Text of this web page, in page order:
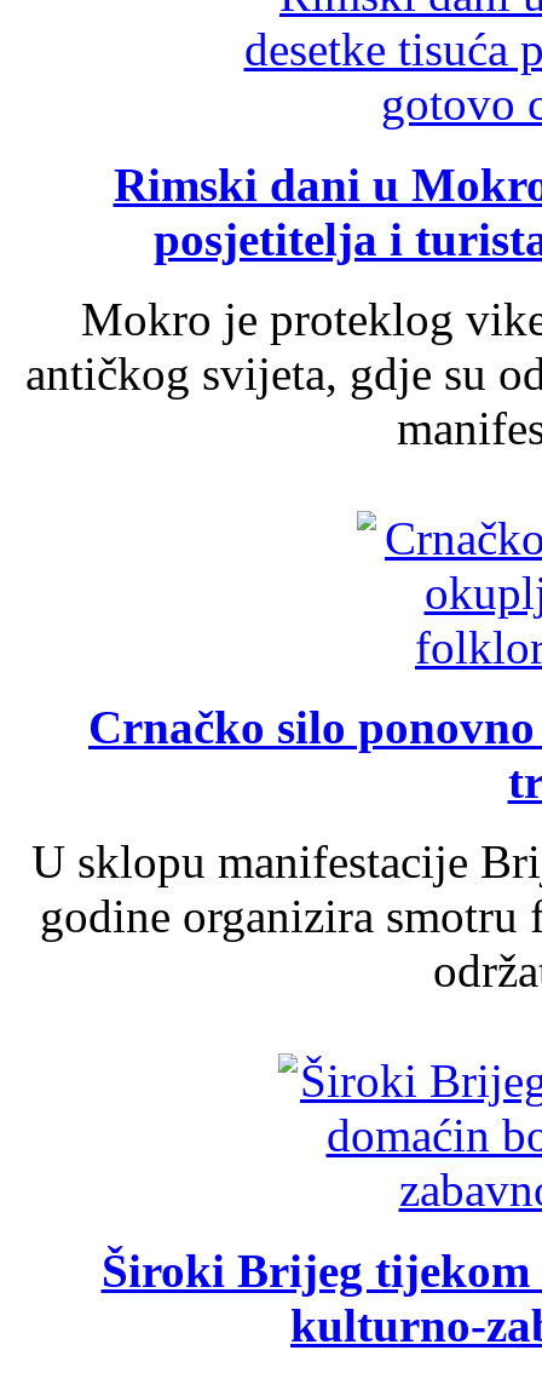
Rimski dani u
posjetitelja i
Mokro je proteklog
antičkog svijeta, gdje su
Crnačko silo
U sklopu manifestacije
godine organizira
Široki Brijeg tijekom
kulturno-